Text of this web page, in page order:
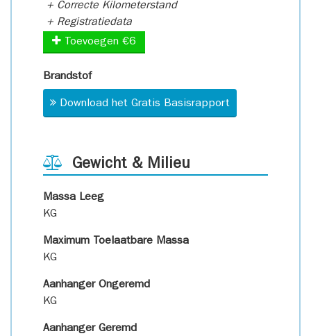
+ Correcte Kilometerstand
+ Registratiedata
Toevoegen €6
Brandstof
Download het Gratis Basisrapport
Gewicht & Milieu
Massa Leeg
KG
Maximum Toelaatbare Massa
KG
Aanhanger Ongeremd
KG
Aanhanger Geremd